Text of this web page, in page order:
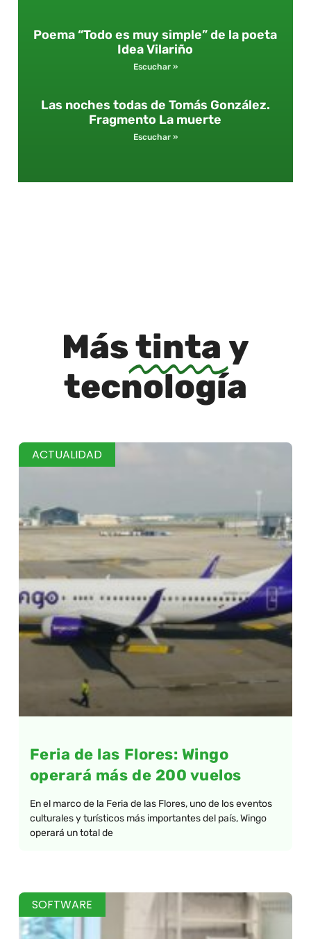
Poema “Todo es muy simple” de la poeta
Idea Vilariño
Escuchar »
Las noches todas de Tomás González.
Fragmento La muerte
Escuchar »
Mástinta y
tecnología
ACTUALIDAD
Feria de las Flores: Wingo
operará más de 200 vuelos
En el marco de la Feria de las Flores, uno de los eventos
culturales y turísticos más importantes del país, Wingo
operará un total de
SOFTWARE